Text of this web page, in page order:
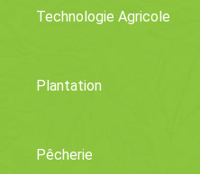
Technologie Agricole
Plantation
Pêcherie